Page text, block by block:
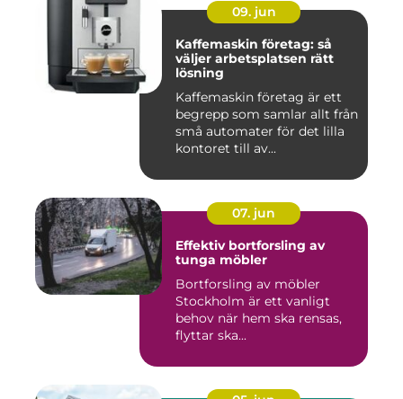
09. jun
Kaffemaskin företag: så
väljer arbetsplatsen rätt
lösning
Kaffemaskin företag är ett
begrepp som samlar allt från
små automater för det lilla
kontoret till av...
07. jun
Effektiv bortforsling av
tunga möbler
Bortforsling av möbler
Stockholm är ett vanligt
behov när hem ska rensas,
flyttar ska...